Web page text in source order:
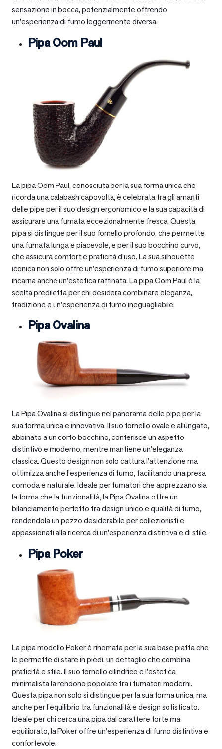
sensazione in bocca, potenzialmente offrendo
un’esperienza di fumo leggermente diversa.
Pipa Oom Paul
La pipa Oom Paul, conosciuta per la sua forma unica che
ricorda una calabash capovolta, è celebrata tra gli amanti
delle pipe per il suo design ergonomico e la sua capacità di
assicurare una fumata eccezionalmente fresca. Questa
pipa si distingue per il suo fornello profondo, che permette
una fumata lunga e piacevole, e per il suo bocchino curvo,
che assicura comfort e praticità d’uso. La sua silhouette
iconica non solo offre un’esperienza di fumo superiore ma
incarna anche un’estetica raffinata. La pipa Oom Paul è la
scelta prediletta per chi desidera combinare eleganza,
tradizione e un’esperienza di fumo ineguagliabile.
Pipa Ovalina
La Pipa Ovalina si distingue nel panorama delle pipe per la
sua forma unica e innovativa. Il suo fornello ovale e allungato,
abbinato a un corto bocchino, conferisce un aspetto
distintivo e moderno, mentre mantiene un’eleganza
classica. Questo design non solo cattura l’attenzione ma
ottimizza anche l’esperienza di fumo, facilitando una presa
comoda e naturale. Ideale per fumatori che apprezzano sia
la forma che la funzionalità, la Pipa Ovalina offre un
bilanciamento perfetto tra design unico e qualità di fumo,
rendendola un pezzo desiderabile per collezionisti e
appassionati alla ricerca di un’esperienza distintiva e di stile.
Pipa Poker
La pipa modello Poker è rinomata per la sua base piatta che
le permette di stare in piedi, un dettaglio che combina
praticità e stile. Il suo fornello cilindrico e l’estetica
minimalista la rendono popolare tra i fumatori moderni.
Questa pipa non solo si distingue per la sua forma unica, ma
anche per l’equilibrio tra funzionalità e design sofisticato.
Ideale per chi cerca una pipa dal carattere forte ma
equilibrato, la Poker offre un’esperienza di fumo distintiva e
confortevole.